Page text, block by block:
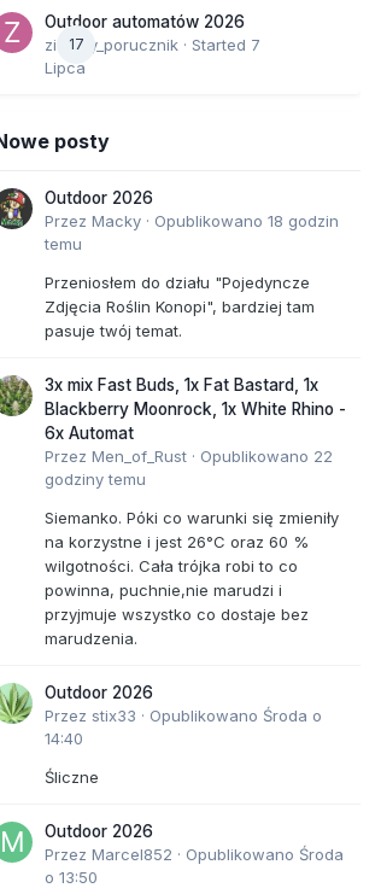
17
Outdoor automatów 2026
zielony_porucznik · Started 7
Lipca
posty
Outdoor 2026
Przez Macky · Opublikowano 18 godzin
temu
Przeniosłem do działu "Pojedyncze
Zdjęcia Roślin Konopi", bardziej tam
pasuje twój temat.
3x mix Fast Buds, 1x Fat Bastard, 1x
Blackberry Moonrock, 1x White Rhino -
6x Automat
Przez Men_of_Rust · Opublikowano 22
godziny temu
Siemanko. Póki co warunki się zmieniły
na korzystne i jest 26°C oraz 60 %
wilgotności. Cała trójka robi to co
powinna, puchnie,nie marudzi i
przyjmuje wszystko co dostaje bez
marudzenia.
Outdoor 2026
Przez stix33 · Opublikowano Środa o
14:40
Śliczne
Outdoor 2026
Przez Marcel852 · Opublikowano Środa
o 13:50